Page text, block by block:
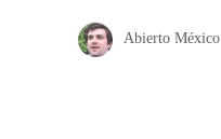
Abierto México